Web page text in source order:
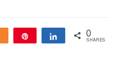
Share Share 0
SHARES